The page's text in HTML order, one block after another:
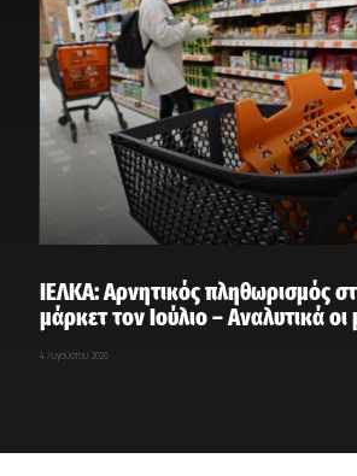
ΙΕΛΚΑ: Αρνητικός πληθωρισμός
μάρκετ τον Ιούλιο – Αναλυτικά οι
4 Αυγούστου, 2026